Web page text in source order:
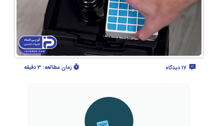
زمان مطالعه: 3 دقیقه